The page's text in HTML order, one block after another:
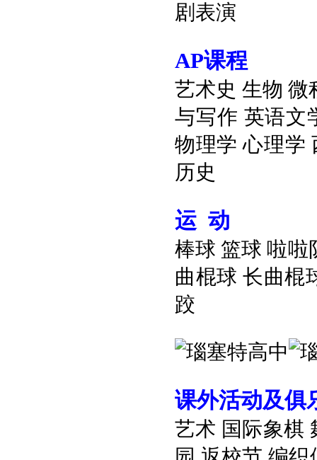
剧表演
AP课程
艺术史 生物 微
与写作 英语文
物理学 心理学
历史
运 动
棒球 篮球 啦啦
曲棍球 长曲棍
跤
课外活动及俱
艺术 国际象棋